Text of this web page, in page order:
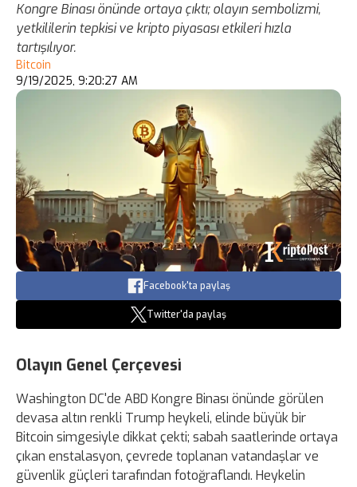
Kongre Binası önünde ortaya çıktı; olayın sembolizmi,
yetkililerin tepkisi ve kripto piyasası etkileri hızla
tartışılıyor.
Bitcoin
9/19/2025, 9:20:27 AM
Facebook'ta paylaş
Twitter'da paylaş
Olayın Genel Çerçevesi
Washington DC'de ABD Kongre Binası önünde görülen
devasa altın renkli Trump heykeli, elinde büyük bir
Bitcoin simgesiyle dikkat çekti; sabah saatlerinde ortaya
çıkan enstalasyon, çevrede toplanan vatandaşlar ve
güvenlik güçleri tarafından fotoğraflandı. Heykelin